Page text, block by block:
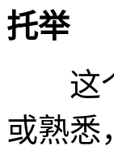
托举
这个
或熟悉